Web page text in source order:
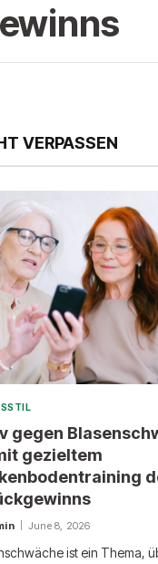
VERPASSEN
gegen
gezieltem
June 8, 2026
ist ein Thema,